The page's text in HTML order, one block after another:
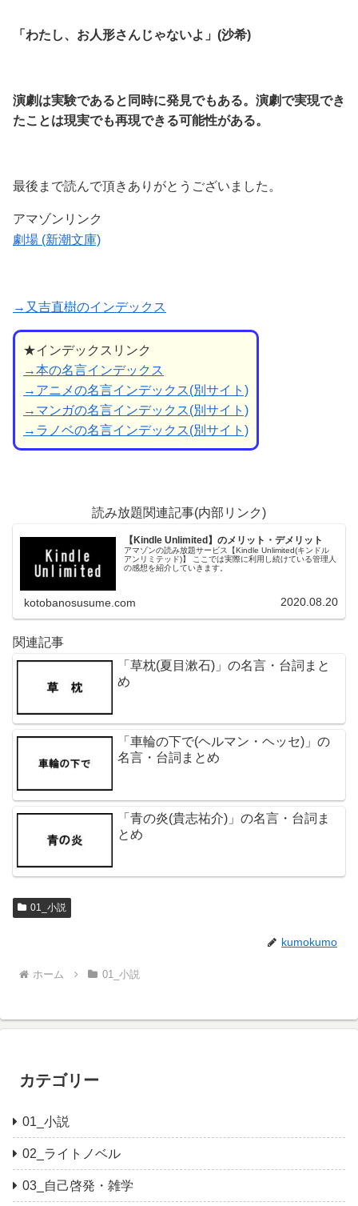
「わたし、お人形さんじゃないよ」(沙希)
演劇は実験であると同時に発見でもある。演劇で実現でき
たことは現実でも再現できる可能性がある。
最後まで読んで頂きありがとうございました。
アマゾンリンク
劇場 (新潮文庫)
→又吉直樹のインデックス
★インデックスリンク
→本の名言インデックス
→アニメの名言インデックス(別サイト)
→マンガの名言インデックス(別サイト)
→ラノベの名言インデックス(別サイト)
読み放題関連記事(内部リンク)
【Kindle Unlimited】のメリット・デメリット
アマゾンの読み放題サービス【Kindle Unlimited(キンドル
アンリミテッド)】 ここでは実際に利用し続けている管理人
の感想を紹介していきます。
kotobanosusume.com 2020.08.20
関連記事
「草枕(夏目漱石)」の名言・台詞まと
め
「車輪の下で(ヘルマン・ヘッセ)」の
名言・台詞まとめ
「青の炎(貴志祐介)」の名言・台詞ま
とめ
01_小説
kumokumo
ホーム 01_小説
カテゴリー
01_小説
02_ライトノベル
03_自己啓発・雑学